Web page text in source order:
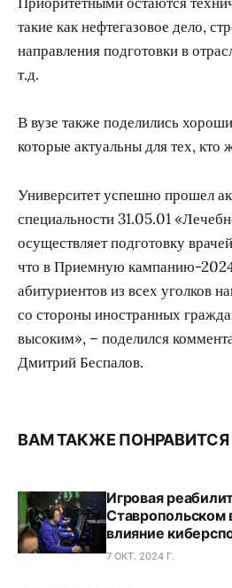
такие как нефтегазовое дело,
направления подготовки в
т.д.
В вузе также поделились
которые актуальны для тех, кто
Университет успешно прошел
специальности 31.05.01
осуществляет подготовку
что в Приемную кампанию-
абитуриентов из всех уголков
со стороны иностранных
высоким», – поделился
Дмитрий Беспалов.
ВАМ ТАКЖЕ ПОНРАВИТСЯ
Игровая
Ставропольском
влияние
7 ОКТ. 2024 Г.